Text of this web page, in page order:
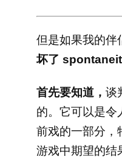
但是如果我的伴
坏了
首先要知道， 谈
的。它可以是令
前戏的一部分，
游戏中期望的结